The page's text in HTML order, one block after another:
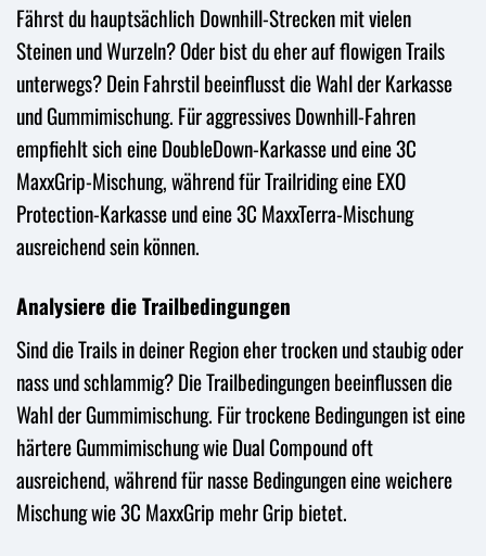
Fährst du hauptsächlich Downhill-Strecken mit vielen
Steinen und Wurzeln? Oder bist du eher auf flowigen Trails
unterwegs? Dein Fahrstil beeinflusst die Wahl der Karkasse
und Gummimischung. Für aggressives Downhill-Fahren
empfiehlt sich eine DoubleDown-Karkasse und eine 3C
MaxxGrip-Mischung, während für Trailriding eine EXO
Protection-Karkasse und eine 3C MaxxTerra-Mischung
ausreichend sein können.
Analysiere die Trailbedingungen
Sind die Trails in deiner Region eher trocken und staubig oder
nass und schlammig? Die Trailbedingungen beeinflussen die
Wahl der Gummimischung. Für trockene Bedingungen ist eine
härtere Gummimischung wie Dual Compound oft
ausreichend, während für nasse Bedingungen eine weichere
Mischung wie 3C MaxxGrip mehr Grip bietet.